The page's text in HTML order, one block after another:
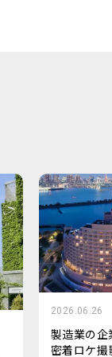
2026.06.26
製造業の企
密着ロケ撮